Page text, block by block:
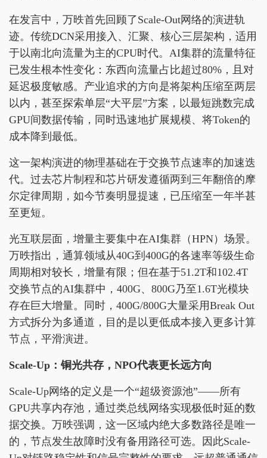
在发言中，万昳首先回顾了Scale-Out网络的演进轨
迹。传统DCN采用接入、汇聚、核心三层架构，适用
于以南北向流量为主的CPU时代。AI集群的流量特征
已发生根本性变化：东西向流量占比超过80%，且对
延迟极度敏感。产业追求的方向是将架构压缩至两层
以内，甚至探索单层“大平层”方案，以最短跳数完成
GPU间数据传输，同时迅速地扩展规模、将Token的
成本降到最低。
这一架构演进的物理基础在于交换节点速率的加速迭
代。过去芯片制程和芯片研发遵循两到三年翻倍的摩
尔定律周期，如今节奏明显提速，已压缩至一年半甚
至更短。
光互联层面，增量主要集中在AI集群（HPN）场景。
万昳指出，通算领域从40G到400G的各速率等级生命
周期相对较长，增量有限；但在基于51.2T和102.4T
交换节点的AI集群中，400G、800G乃至1.6T光模块
存在巨大增量。同时，400G/800G大量采用Break Out
方式拆分为多通道，目的是以更低成本接入更多计算
节点，平滑演进。
Scale-Up：铜光共存，NPO代表更长远方向
Scale-Up网络的定义是一个“超级资源池”——所有
GPU共享内存池，通过类总线网络实现极低时延的数
据交换。万昳强调，这一区域内绝大多数路径是唯一
的，节点发生故障时没有备用路径可选。因此Scale-